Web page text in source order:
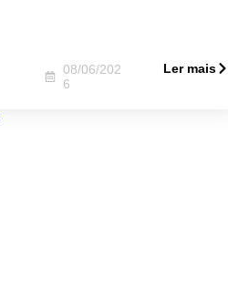
08/06/202
6
Ler mais